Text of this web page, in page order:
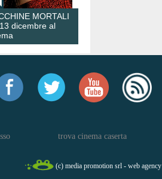
MORTALI
dicembre al
trova cinema caserta
(c) media promotion srl - web agency